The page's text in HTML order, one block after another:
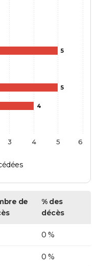
5
5
4
3 4 5 6
de
% des
décès
0 %
0 %